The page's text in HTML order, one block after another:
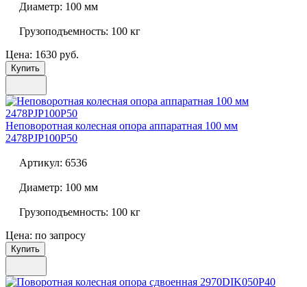
Диаметр: 100 мм
Грузоподъемность: 100 кг
Цена: 1630 руб.
Купить
Неповоротная колесная опора аппаратная 100 мм
2478PJP100P50
Артикул: 6536
Диаметр: 100 мм
Грузоподъемность: 100 кг
Цена: по запросу
Купить